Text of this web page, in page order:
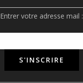
Entrer votre adresse mail :